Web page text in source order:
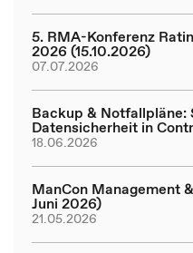
5. RMA-Konferenz
2026 (15.10.2026)
07.07.2026
Backup & Notfallpläne:
Datensicherheit in
18.06.2026
ManCon Management
Juni 2026)
21.05.2026